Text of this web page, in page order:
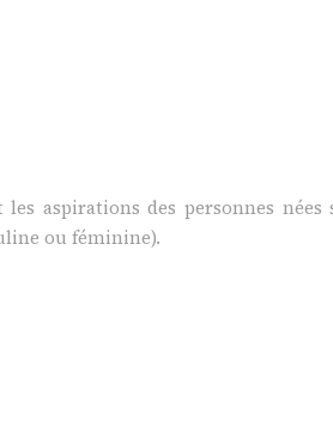
aspirations des personnes nées
ou féminine).